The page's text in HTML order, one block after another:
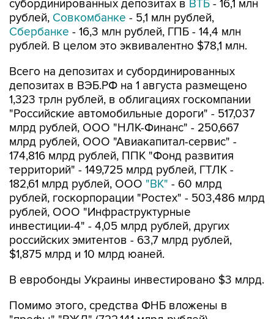
субординированных депозитах в ВТБ - 16,1 млн
рублей, Совкомбанке - 5,1 млн рублей,
Сбербанке - 16,3 млн рублей, ГПБ - 14,4 млн
рублей. В целом это эквивалентно $78,1 млн.
Всего на депозитах и субординированных
депозитах в ВЭБ.РФ на 1 августа размещено
1,323 трлн рублей, в облигациях госкомпании
"Российские автомобильные дороги" - 517,037
млрд рублей, ООО "НЛК-Финанс" - 250,667
млрд рублей, ООО "Авиакапитал-сервис" -
174,816 млрд рублей, ППК "Фонд развития
территорий" - 149,725 млрд рублей, ГТЛК -
182,61 млрд рублей, ООО "ВК" - 60 млрд
рублей, госкорпорации "Ростех" - 503,486 млрд
рублей, ООО "Инфраструктурные
инвестиции-4" - 4,05 млрд рублей, других
российских эмитентов - 63,7 млрд рублей,
$1,875 млрд и 10 млрд юаней.
В евробонды Украины инвестировано $3 млрд.
Помимо этого, средства ФНБ вложены в